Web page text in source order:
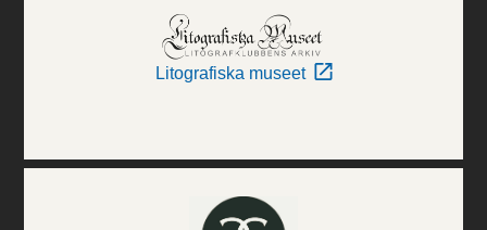
Litografiska museet